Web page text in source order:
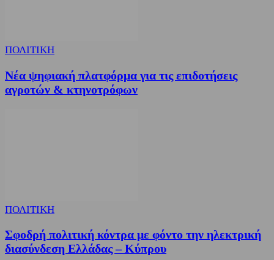
ΠΟΛΙΤΙΚΗ
Νέα ψηφιακή πλατφόρμα για τις επιδοτήσεις
αγροτών & κτηνοτρόφων
ΠΟΛΙΤΙΚΗ
Σφοδρή πολιτική κόντρα με φόντο την ηλεκτρική
διασύνδεση Ελλάδας – Κύπρου